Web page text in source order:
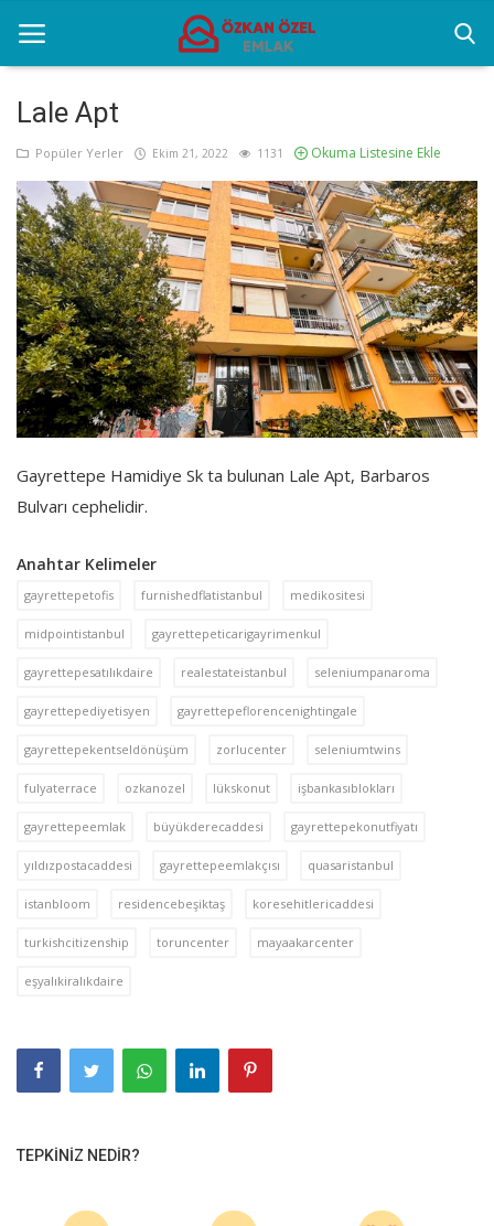
Anasayfa
Popüler Yerler
Gayrettepe Projeler
Genel
Galeri
İletişim
Türkçe
Lale Apt
Popüler Yerler Ekim 21, 2022 1131 Okuma Listesine Ekle
Gayrettepe Hamidiye Sk ta bulunan Lale Apt, Barbaros
Bulvarı cephelidir.
Anahtar Kelimeler
gayrettepetofis furnishedflatistanbul medikositesi
midpointistanbul gayrettepeticarigayrimenkul
gayrettepesatılıkdaire realestateistanbul seleniumpanaroma
gayrettepediyetisyen gayrettepeflorencenightingale
gayrettepekentseldönüşüm zorlucenter seleniumtwins
fulyaterrace ozkanozel lükskonut işbankasıblokları
gayrettepeemlak büyükderecaddesi gayrettepekonutfiyatı
yıldızpostacaddesi gayrettepeemlakçısı quasaristanbul
istanbloom residencebeşiktaş koresehitlericaddesi
turkishcitizenship toruncenter mayaakarcenter
eşyalıkiralıkdaire
TEPKINIZ NEDIR?